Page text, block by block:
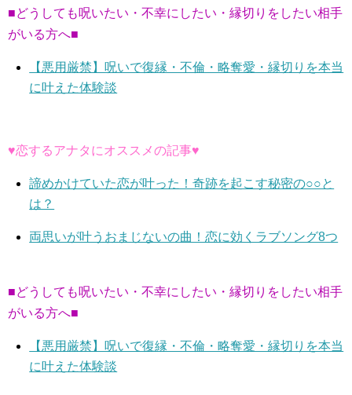
■どうしても呪いたい・不幸にしたい・縁切りをしたい相手
がいる方へ■
【悪用厳禁】呪いで復縁・不倫・略奪愛・縁切りを本当
に叶えた体験談
♥恋するアナタにオススメの記事♥
諦めかけていた恋が叶った！奇跡を起こす秘密の○○と
は？
両思いが叶うおまじないの曲！恋に効くラブソング8つ
■どうしても呪いたい・不幸にしたい・縁切りをしたい相手
がいる方へ■
【悪用厳禁】呪いで復縁・不倫・略奪愛・縁切りを本当
に叶えた体験談